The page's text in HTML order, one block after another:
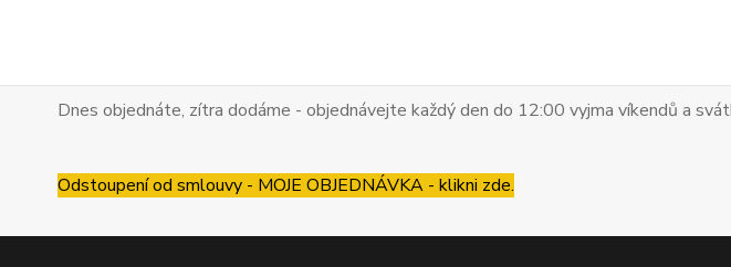
Dnes objednáte, zítra dodáme - objednávejte každý den do 12:00 vyjma víkendů a
Odstoupení od smlouvy - MOJE OBJEDNÁVKA - klikni zde.